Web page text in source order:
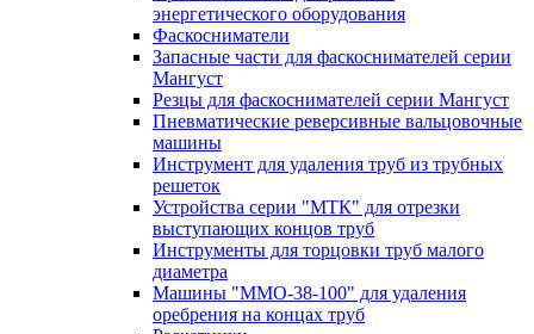
энергетического оборудования
Фаскосниматели
Запасные части для фаскоснимателей серии
Мангуст
Резцы для фаскоснимателей серии Мангуст
Пневматические реверсивные вальцовочные
машины
Инструмент для удаления труб из трубных
решеток
Устройства серии "МТК" для отрезки
выступающих концов труб
Инструменты для торцовки труб малого
диаметра
Машины "ММО-38-100" для удаления
оребрения на концах труб